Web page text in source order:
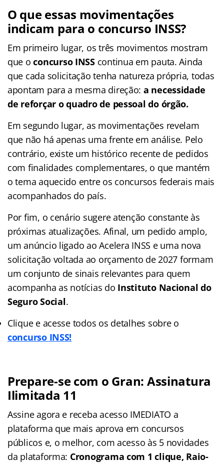
O que essas movimentações
indicam para o concurso INSS?
Em primeiro lugar, os três movimentos mostram
que oconcurso INSScontinua em pauta. Ainda
que cada solicitação tenha natureza própria, todas
apontam para a mesma direção: a necessidade
de reforçar o quadro de pessoal do órgão.
Em segundo lugar, as movimentações revelam
que não há apenas uma frente em análise. Pelo
contrário, existe um histórico recente de pedidos
com finalidades complementares, o que mantém
o tema aquecido entre os concursos federais mais
acompanhados do país.
Por fim, o cenário sugere atenção constante às
próximas atualizações. Afinal, um pedido amplo,
um anúncio ligado ao Acelera INSS e uma nova
solicitação voltada ao orçamento de 2027 formam
um conjunto de sinais relevantes para quem
acompanha as notícias do Instituto Nacional do
Seguro Social.
Clique e acesse todos os detalhes sobre o
concurso INSS!
Prepare-se com o Gran: Assinatura
Ilimitada 11
Assine agora e receba acesso IMEDIATO a
plataforma que mais aprova em concursos
públicos e, o melhor, com acesso às 5 novidades
da plataforma: Cronograma com 1 clique, Raio-